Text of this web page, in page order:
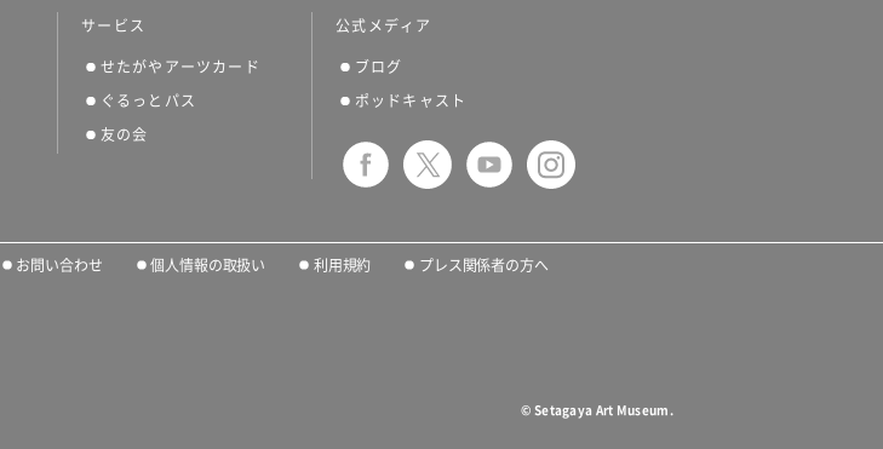
サービス
せたがやアーツカード
ぐるっとパス
友の会
公式メディア
ブログ
ポッドキャスト
お問い合わせ 個人情報の取扱い 利用規約 プレス関係者の方へ
© Setagaya Art Museum.